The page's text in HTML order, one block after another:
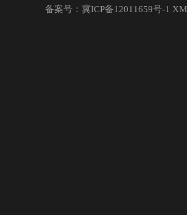
备案号： 冀ICP备12011659号-1